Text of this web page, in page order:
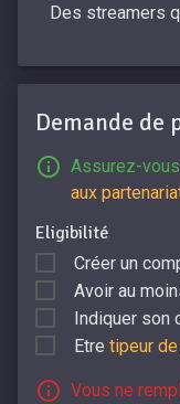
Des streamers
Demande de
Assurez-
aux
Eligibilité
Créer un
Avoir au
Indiquer son
Etre tipeur
Vous ne